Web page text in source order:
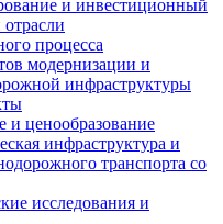
и инвестиционный
процесса
модернизации и
инфраструктуры
и ценообразование
инфраструктура и
транспорта со
исследования и